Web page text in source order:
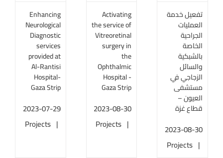
تفعيل خدمة
العمليات
الجراحية
الخاصة
بالشبكية
والسائل
الزجاجي في
مستشفى
العيون –
قطاع غزة
2023-08-30
|
Projects
Activating
the service of
Vitreoretinal
surgery in
the
Ophthalmic
Hospital -
Gaza Strip
2023-08-30
|
Projects
Enhancing
Neurological
Diagnostic
services
provided at
Al-Rantisi
Hospital-
Gaza Strip
2023-07-29
|
Projects